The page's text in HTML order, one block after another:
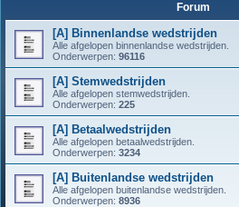
Forum
[A] Binnenlandse wedstrijden
Alle afgelopen binnenlandse wedstrijden.
Onderwerpen: 96116
[A] Stemwedstrijden
Alle afgelopen stemwedstrijden.
Onderwerpen: 225
[A] Betaalwedstrijden
Alle afgelopen betaalwedstrijden.
Onderwerpen: 3234
[A] Buitenlandse wedstrijden
Alle afgelopen buitenlandse wedstrijden.
Onderwerpen: 8936